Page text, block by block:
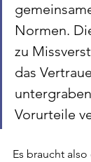
Normen.
zu
das
Vorurteile
Es braucht